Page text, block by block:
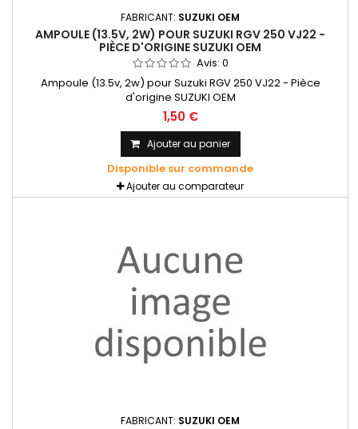
FABRICANT: SUZUKI OEM
AMPOULE (13.5V, 2W) POUR SUZUKI RGV 250 VJ22 -
PIÈCE D'ORIGINE SUZUKI OEM
Avis: 0
Ampoule (13.5v, 2w) pour Suzuki RGV 250 VJ22 - Pièce
d'origine SUZUKI OEM
1,50 €
Ajouter au panier
Disponible sur commande
Ajouter au comparateur
FABRICANT: SUZUKI OEM